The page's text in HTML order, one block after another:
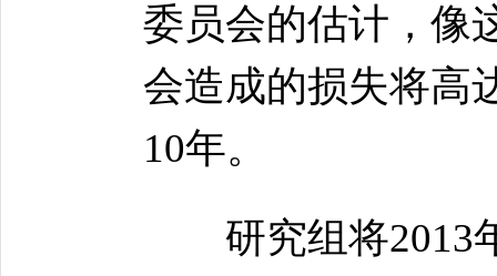
委员会的估计，像
会造成的损失将高
10年。
研究组将2013年